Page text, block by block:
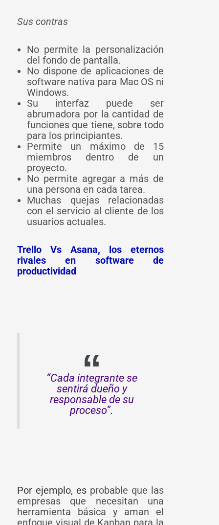
Sus contras
No permite la personalización
del fondo de pantalla.
No dispone de aplicaciones de
software nativa para Mac OS ni
Windows.
Su interfaz puede ser
abrumadora por la cantidad de
funciones que tiene, sobre todo
para los principiantes.
Permite un máximo de 15
miembros dentro de un
proyecto.
No permite agregar a más de
una persona en cada tarea.
Muchas quejas relacionadas
con el servicio al cliente de los
usuarios actuales.
Trello Vs Asana, los eternos
rivales en software de
productividad
“Cada integrante se
sentirá dueño y
responsable de su
proceso”.
Por ejemplo, es probable que las
empresas que necesitan una
herramienta básica y aman el
enfoque visual de Kanban para la